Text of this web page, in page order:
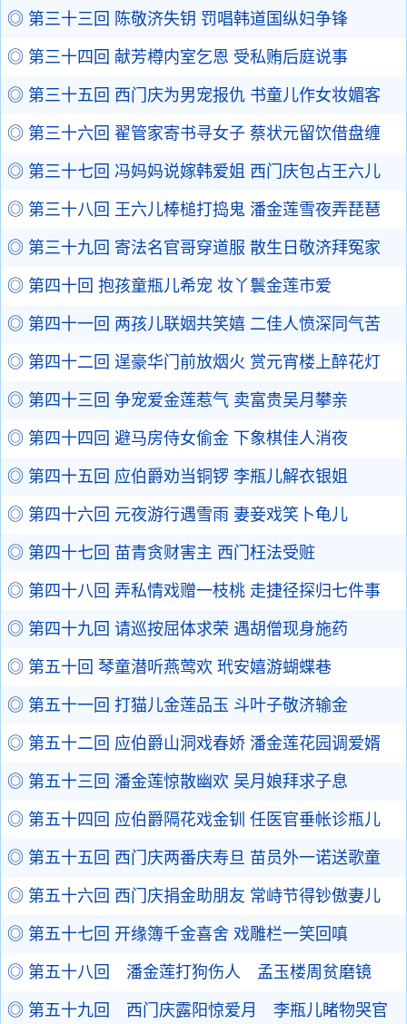
◎ 第三十三回 陈敬济失钥 罚唱韩道国纵妇争锋
◎ 第三十四回 献芳樽内室乞恩 受私贿后庭说事
◎ 第三十五回 西门庆为男宠报仇 书童儿作女妆媚客
◎ 第三十六回 翟管家寄书寻女子 蔡状元留饮借盘缠
◎ 第三十七回 冯妈妈说嫁韩爱姐 西门庆包占王六儿
◎ 第三十八回 王六儿棒槌打捣鬼 潘金莲雪夜弄琵琶
◎ 第三十九回 寄法名官哥穿道服 散生日敬济拜冤家
◎ 第四十回 抱孩童瓶儿希宠 妆丫鬟金莲市爱
◎ 第四十一回 两孩儿联姻共笑嬉 二佳人愤深同气苦
◎ 第四十二回 逞豪华门前放烟火 赏元宵楼上醉花灯
◎ 第四十三回 争宠爱金莲惹气 卖富贵吴月攀亲
◎ 第四十四回 避马房侍女偷金 下象棋佳人消夜
◎ 第四十五回 应伯爵劝当铜锣 李瓶儿解衣银姐
◎ 第四十六回 元夜游行遇雪雨 妻妾戏笑卜龟儿
◎ 第四十七回 苗青贪财害主 西门枉法受赃
◎ 第四十八回 弄私情戏赠一枝桃 走捷径探归七件事
◎ 第四十九回 请巡按屈体求荣 遇胡僧现身施药
◎ 第五十回 琴童潜听燕莺欢 玳安嬉游蝴蝶巷
◎ 第五十一回 打猫儿金莲品玉 斗叶子敬济输金
◎ 第五十二回 应伯爵山洞戏春娇 潘金莲花园调爱婿
◎ 第五十三回 潘金莲惊散幽欢 吴月娘拜求子息
◎ 第五十四回 应伯爵隔花戏金钏 任医官垂帐诊瓶儿
◎ 第五十五回 西门庆两番庆寿旦 苗员外一诺送歌童
◎ 第五十六回 西门庆捐金助朋友 常峙节得钞傲妻儿
◎ 第五十七回 开缘簿千金喜舍 戏雕栏一笑回嗔
◎ 第五十八回 潘金莲打狗伤人 孟玉楼周贫磨镜
◎ 第五十九回 西门庆露阳惊爱月 李瓶儿睹物哭官